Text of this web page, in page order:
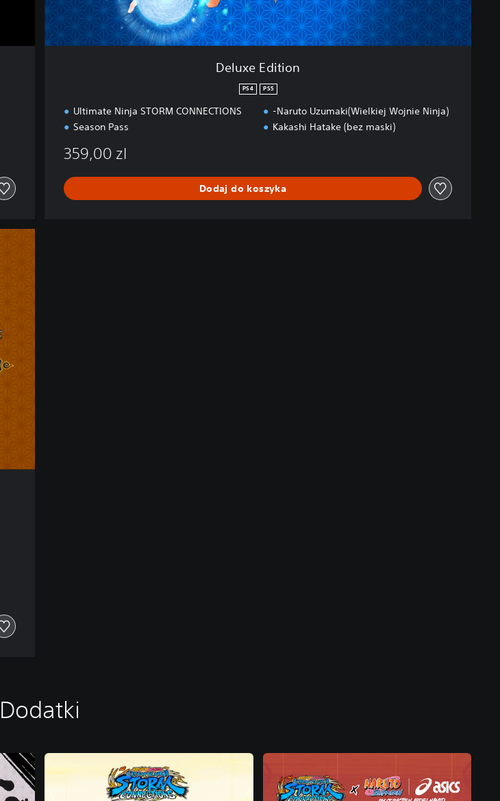
Deluxe Edition
PS4 PS5
Ultimate Ninja STORM CONNECTIONS
Season Pass
-Naruto Uzumaki(Wielkiej Wojnie Ninja)
Kakashi Hatake (bez maski)
359,00 zl
Dodaj do koszyka
Dodatki